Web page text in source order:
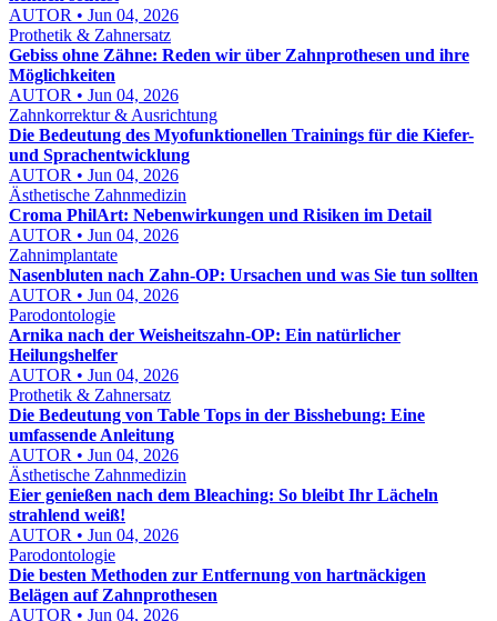
AUTOR • Jun 04, 2026
Prothetik & Zahnersatz
Gebiss ohne Zähne: Reden wir über Zahnprothesen und ihre
Möglichkeiten
AUTOR • Jun 04, 2026
Zahnkorrektur & Ausrichtung
Die Bedeutung des Myofunktionellen Trainings für die Kiefer-
und Sprachentwicklung
AUTOR • Jun 04, 2026
Ästhetische Zahnmedizin
Croma PhilArt: Nebenwirkungen und Risiken im Detail
AUTOR • Jun 04, 2026
Zahnimplantate
Nasenbluten nach Zahn-OP: Ursachen und was Sie tun sollten
AUTOR • Jun 04, 2026
Parodontologie
Arnika nach der Weisheitszahn-OP: Ein natürlicher
Heilungshelfer
AUTOR • Jun 04, 2026
Prothetik & Zahnersatz
Die Bedeutung von Table Tops in der Bisshebung: Eine
umfassende Anleitung
AUTOR • Jun 04, 2026
Ästhetische Zahnmedizin
Eier genießen nach dem Bleaching: So bleibt Ihr Lächeln
strahlend weiß!
AUTOR • Jun 04, 2026
Parodontologie
Die besten Methoden zur Entfernung von hartnäckigen
Belägen auf Zahnprothesen
AUTOR • Jun 04, 2026